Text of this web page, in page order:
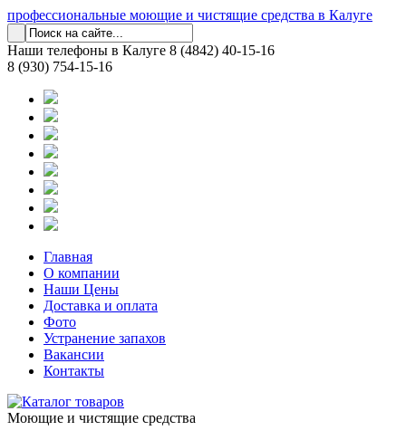
профессиональные моющие и чистящие средства в Калуге
Наши телефоны в Калуге 8 (4842) 40-15-16
8 (930) 754-15-16
Главная
О компании
Наши Цены
Доставка и оплата
Фото
Устранение запахов
Вакансии
Контакты
Моющие и чистящие средства